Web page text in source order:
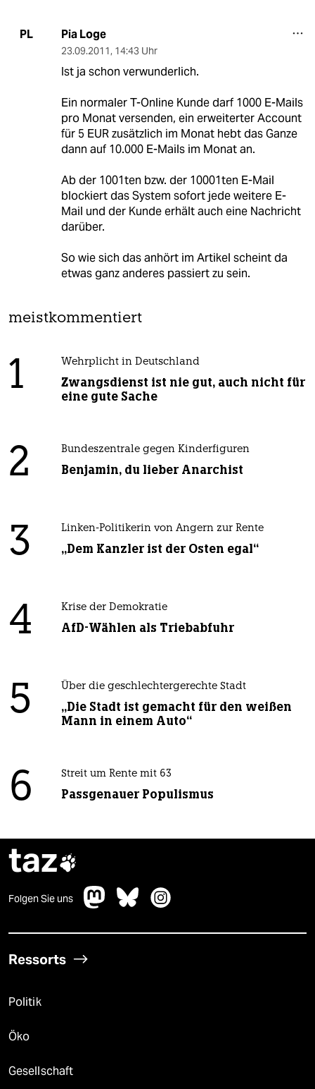
PL Pia Loge
23.09.2011, 14:43 Uhr
Ist ja schon verwunderlich.
Ein normaler T-Online Kunde darf 1000 E-Mails
pro Monat versenden, ein erweiterter Account
für 5 EUR zusätzlich im Monat hebt das Ganze
dann auf 10.000 E-Mails im Monat an.
Ab der 1001ten bzw. der 10001ten E-Mail
blockiert das System sofort jede weitere E-
Mail und der Kunde erhält auch eine Nachricht
darüber.
So wie sich das anhört im Artikel scheint da
etwas ganz anderes passiert zu sein.
meistkommentiert
1 Wehrplicht in Deutschland
Zwangsdienst ist nie gut, auch nicht für
eine gute Sache
2 Bundeszentrale gegen Kinderfiguren
Benjamin, du lieber Anarchist
3 Linken-Politikerin von Angern zur Rente
„Dem Kanzler ist der Osten egal“
4 Krise der Demokratie
AfD-Wählen als Triebabfuhr
5 Über die geschlechtergerechte Stadt
„Die Stadt ist gemacht für den weißen
Mann in einem Auto“
6 Streit um Rente mit 63
Passgenauer Populismus
taz
Folgen Sie uns
Ressorts
Politik
Öko
Gesellschaft